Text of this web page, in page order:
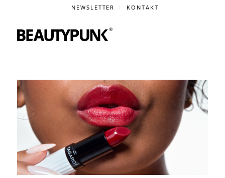
NEWSLETTER KONTAKT